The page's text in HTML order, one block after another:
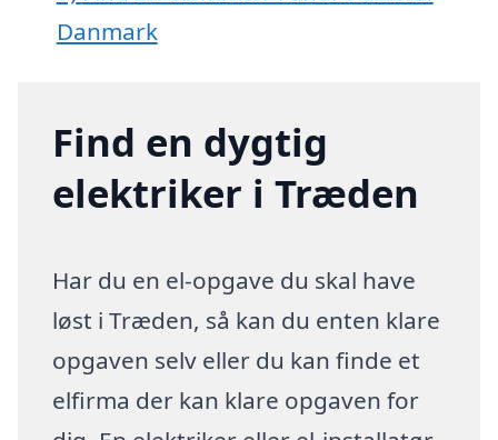
Danmark
Find en dygtig
elektriker i Træden
Har du en el-opgave du skal have
løst i Træden, så kan du enten klare
opgaven selv eller du kan finde et
elfirma der kan klare opgaven for